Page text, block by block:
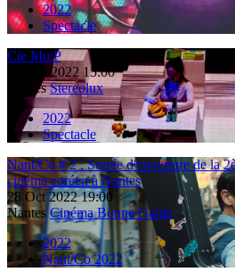
2022
Spectacle
Cie Mu:P
2022 15:00
Nantes Stereolux
2022
Spectacle
Nant/Co # 2 : Soirée d'ouverture de la
cinéma coréen à Nantes
28 Oct 2022 19:00
Nantes Cinéma Bonne Garde
2022
Nant/Co 2022